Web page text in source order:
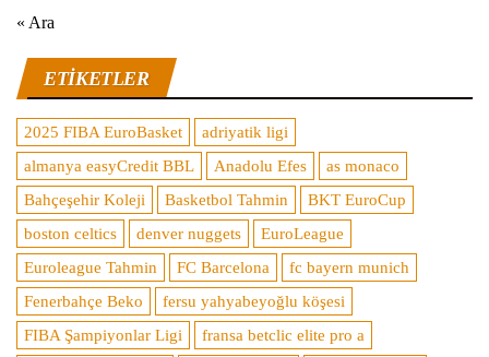
« Ara
ETIKETLER
2025 FIBA EuroBasket
adriyatik ligi
almanya easyCredit BBL
Anadolu Efes
as monaco
Bahçeşehir Koleji
Basketbol Tahmin
BKT EuroCup
boston celtics
denver nuggets
EuroLeague
Euroleague Tahmin
FC Barcelona
fc bayern munich
Fenerbahçe Beko
fersu yahyabeyoğlu köşesi
FIBA Şampiyonlar Ligi
fransa betclic elite pro a